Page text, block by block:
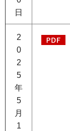
日
2
0
2
5
年
5
月
1